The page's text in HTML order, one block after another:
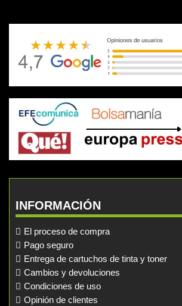
INFORMACIÓN
El proceso de compra
Pago seguro
Entrega de cartuchos de tinta y toner
Cambios y devoluciones
Condiciones de uso
Opinión de clientes